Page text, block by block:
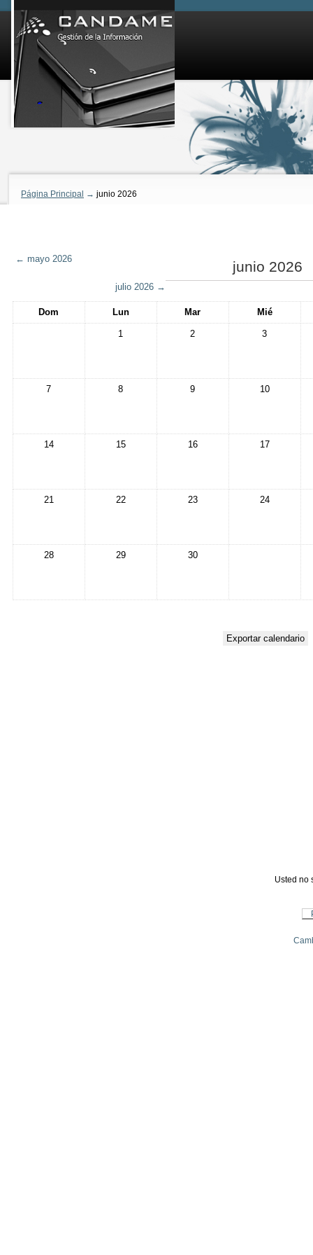
Página Principal → junio 2026
← mayo 2026 junio 2026
julio 2026 →
Dom Lun Mar Mié
1 2 3
7 8 9 10
14 15 16 17
21 22 23 24
28 29 30
Usted no